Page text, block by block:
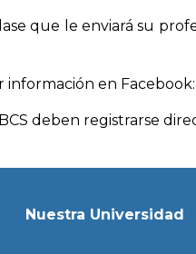
que le enviará su
información en Facebook:
deben registrarse
Nuestra Universidad